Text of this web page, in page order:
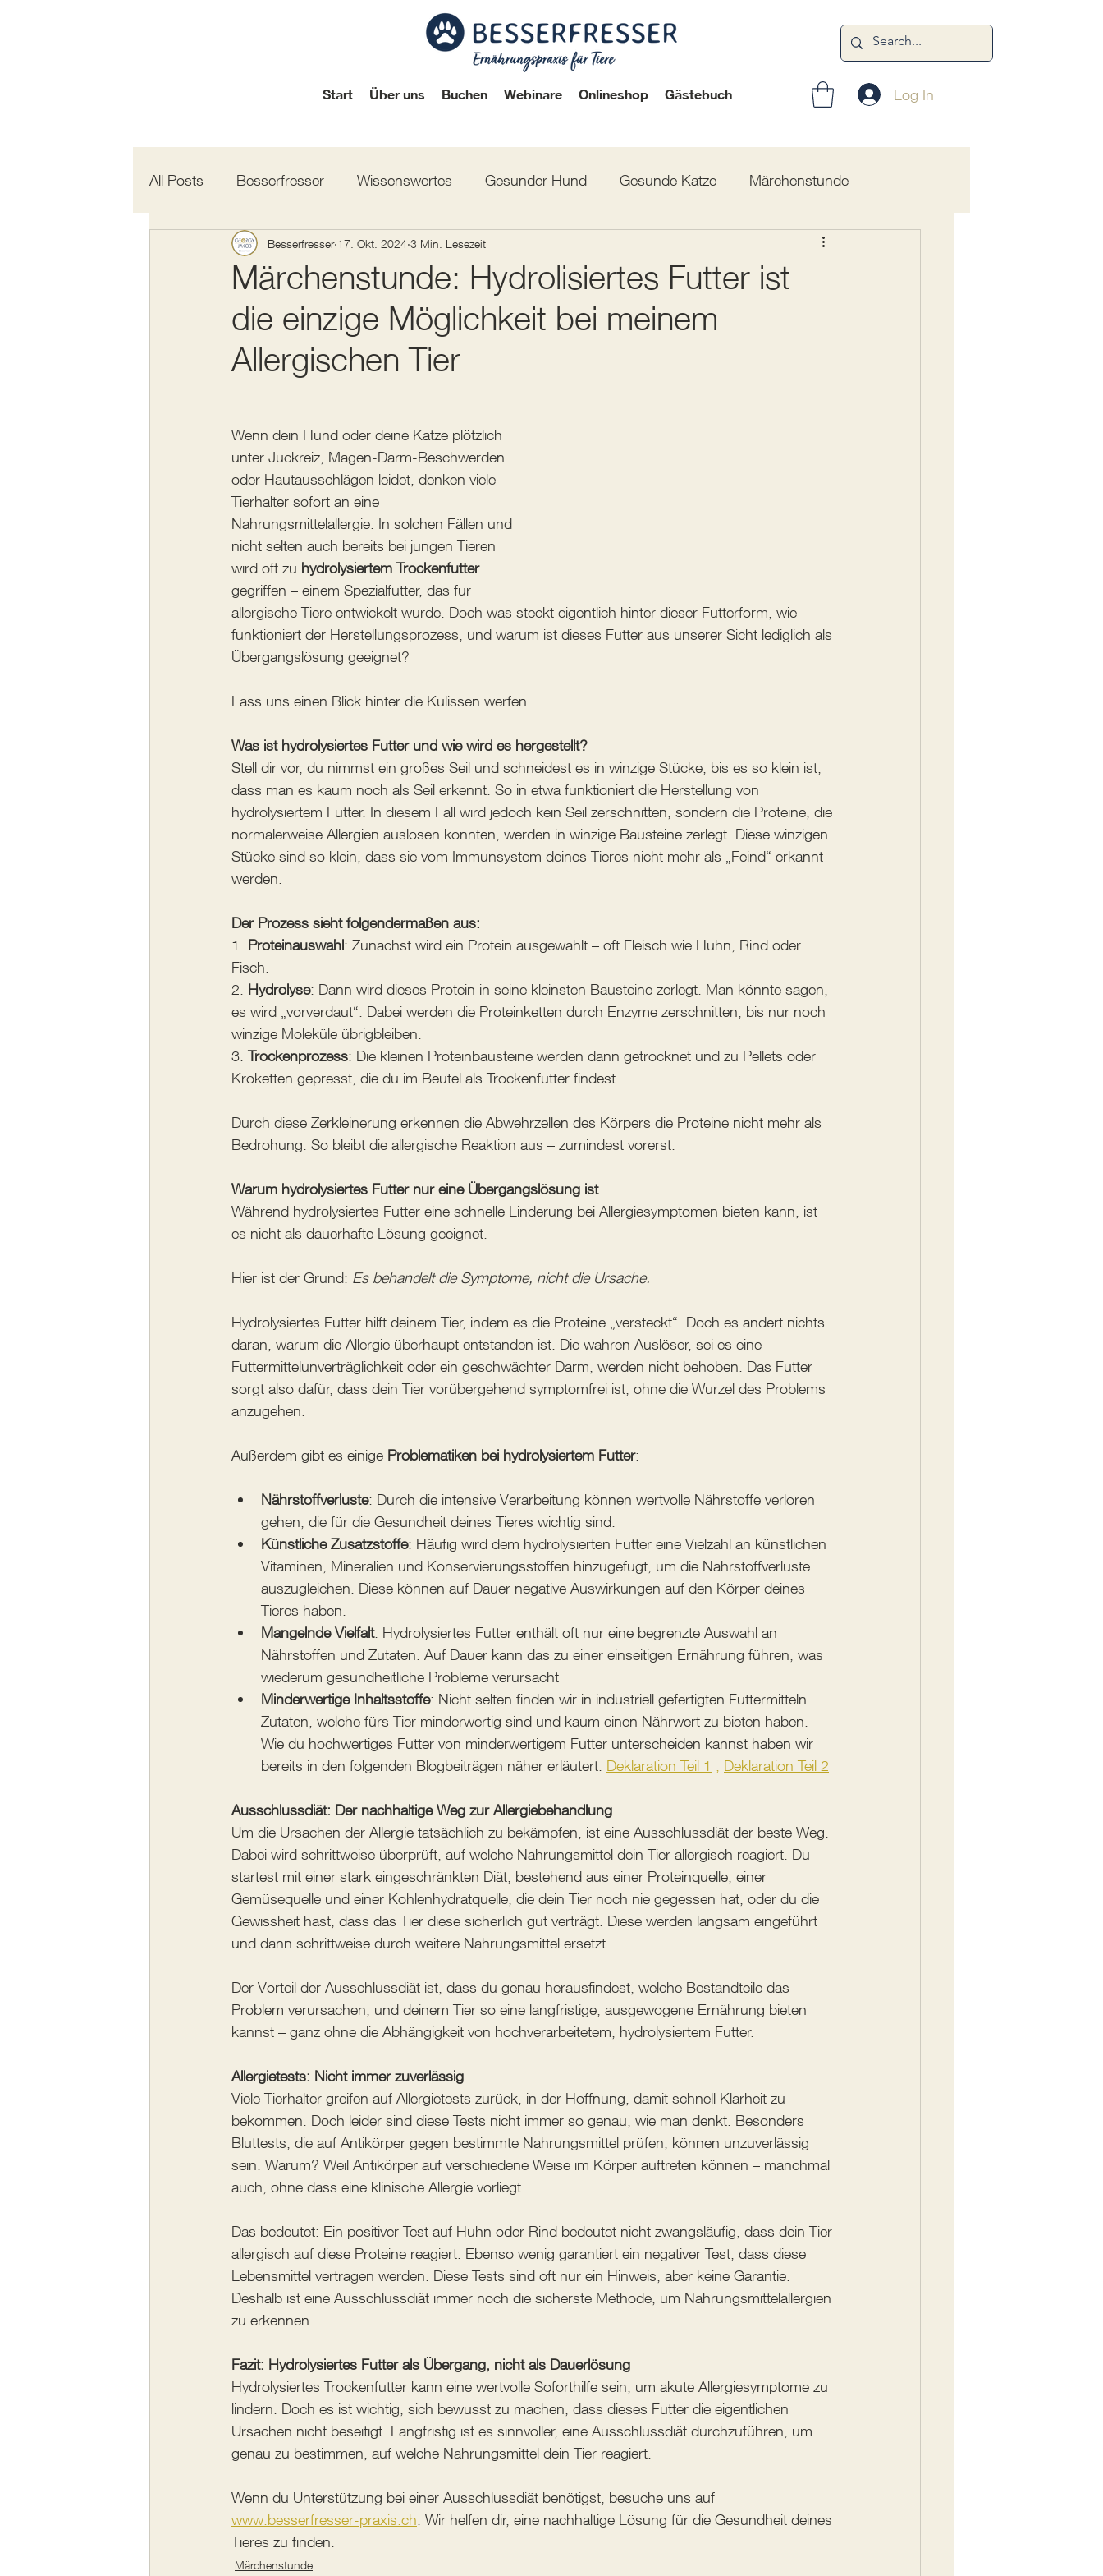
Start Über uns Buchen Webinare Onlineshop Gästebuch Log In
All Posts Besserfresser Wissenswertes Gesunder Hund Gesunde Katze Märchenstunde
Gastbeiträge Hundetal Emmental
Märchenstunde: Hydrolisiertes Futter ist
die einzige Möglichkeit bei meinem
Allergischen Tier
Besserfresser 17. Okt. 2024 3 Min. Lesezeit
Wenn dein Hund oder deine Katze plötzlich
unter Juckreiz, Magen-Darm-Beschwerden
oder Hautausschlägen leidet, denken viele
Tierhalter sofort an eine
Nahrungsmittelallergie. In solchen Fällen und
nicht selten auch bereits bei jungen Tieren
wird oft zu hydrolysiertem Trockenfutter
gegriffen – einem Spezialfutter, das für
allergische Tiere entwickelt wurde. Doch was steckt eigentlich hinter dieser Futterform, wie
funktioniert der Herstellungsprozess, und warum ist dieses Futter aus unserer Sicht lediglich als
Übergangslösung geeignet?
Lass uns einen Blick hinter die Kulissen werfen.
Was ist hydrolysiertes Futter und wie wird es hergestellt?
Stell dir vor, du nimmst ein großes Seil und schneidest es in winzige Stücke, bis es so klein ist,
dass man es kaum noch als Seil erkennt. So in etwa funktioniert die Herstellung von
hydrolysiertem Futter. In diesem Fall wird jedoch kein Seil zerschnitten, sondern die Proteine, die
normalerweise Allergien auslösen könnten, werden in winzige Bausteine zerlegt. Diese winzigen
Stücke sind so klein, dass sie vom Immunsystem deines Tieres nicht mehr als „Feind“ erkannt
werden.
Der Prozess sieht folgendermaßen aus:
1. Proteinauswahl: Zunächst wird ein Protein ausgewählt – oft Fleisch wie Huhn, Rind oder
Fisch.
2. Hydrolyse: Dann wird dieses Protein in seine kleinsten Bausteine zerlegt. Man könnte sagen,
es wird „vorverdaut“. Dabei werden die Proteinketten durch Enzyme zerschnitten, bis nur noch
winzige Moleküle übrigbleiben.
3. Trockenprozess: Die kleinen Proteinbausteine werden dann getrocknet und zu Pellets oder
Kroketten gepresst, die du im Beutel als Trockenfutter findest.
Durch diese Zerkleinerung erkennen die Abwehrzellen des Körpers die Proteine nicht mehr als
Bedrohung. So bleibt die allergische Reaktion aus – zumindest vorerst.
Warum hydrolysiertes Futter nur eine Übergangslösung ist
Während hydrolysiertes Futter eine schnelle Linderung bei Allergiesymptomen bieten kann, ist
es nicht als dauerhafte Lösung geeignet.
Hier ist der Grund: Es behandelt die Symptome, nicht die Ursache.
Hydrolysiertes Futter hilft deinem Tier, indem es die Proteine „versteckt“. Doch es ändert nichts
daran, warum die Allergie überhaupt entstanden ist. Die wahren Auslöser, sei es eine
Futtermittelunverträglichkeit oder ein geschwächter Darm, werden nicht behoben. Das Futter
sorgt also dafür, dass dein Tier vorübergehend symptomfrei ist, ohne die Wurzel des Problems
anzugehen.
Außerdem gibt es einige Problematiken bei hydrolysiertem Futter:
Nährstoffverluste: Durch die intensive Verarbeitung können wertvolle Nährstoffe verloren
gehen, die für die Gesundheit deines Tieres wichtig sind.
Künstliche Zusatzstoffe: Häufig wird dem hydrolysierten Futter eine Vielzahl an künstlichen
Vitaminen, Mineralien und Konservierungsstoffen hinzugefügt, um die Nährstoffverluste
auszugleichen. Diese können auf Dauer negative Auswirkungen auf den Körper deines
Tieres haben.
Mangelnde Vielfalt: Hydrolysiertes Futter enthält oft nur eine begrenzte Auswahl an
Nährstoffen und Zutaten. Auf Dauer kann das zu einer einseitigen Ernährung führen, was
wiederum gesundheitliche Probleme verursacht
Minderwertige Inhaltsstoffe: Nicht selten finden wir in industriell gefertigten Futtermitteln
Zutaten, welche fürs Tier minderwertig sind und kaum einen Nährwert zu bieten haben.
Wie du hochwertiges Futter von minderwertigem Futter unterscheiden kannst haben wir
bereits in den folgenden Blogbeiträgen näher erläutert: Deklaration Teil 1 Deklaration Teil 2
Ausschlussdiät: Der nachhaltige Weg zur Allergiebehandlung
Um die Ursachen der Allergie tatsächlich zu bekämpfen, ist eine Ausschlussdiät der beste Weg.
Dabei wird schrittweise überprüft, auf welche Nahrungsmittel dein Tier allergisch reagiert. Du
startest mit einer stark eingeschränkten Diät, bestehend aus einer Proteinquelle, einer
Gemüsequelle und einer Kohlenhydratquelle, die dein Tier noch nie gegessen hat, oder du die
Gewissheit hast, dass das Tier diese sicherlich gut verträgt. Diese werden langsam eingeführt
und dann schrittweise durch weitere Nahrungsmittel ersetzt.
Der Vorteil der Ausschlussdiät ist, dass du genau herausfindest, welche Bestandteile das
Problem verursachen, und deinem Tier so eine langfristige, ausgewogene Ernährung bieten
kannst – ganz ohne die Abhängigkeit von hochverarbeitetem, hydrolysiertem Futter.
Allergietests: Nicht immer zuverlässig
Viele Tierhalter greifen auf Allergietests zurück, in der Hoffnung, damit schnell Klarheit zu
bekommen. Doch leider sind diese Tests nicht immer so genau, wie man denkt. Besonders
Bluttests, die auf Antikörper gegen bestimmte Nahrungsmittel prüfen, können unzuverlässig
sein. Warum? Weil Antikörper auf verschiedene Weise im Körper auftreten können – manchmal
auch, ohne dass eine klinische Allergie vorliegt.
Das bedeutet: Ein positiver Test auf Huhn oder Rind bedeutet nicht zwangsläufig, dass dein Tier
allergisch auf diese Proteine reagiert. Ebenso wenig garantiert ein negativer Test, dass diese
Lebensmittel vertragen werden. Diese Tests sind oft nur ein Hinweis, aber keine Garantie.
Deshalb ist eine Ausschlussdiät immer noch die sicherste Methode, um Nahrungsmittelallergien
zu erkennen.
Fazit: Hydrolysiertes Futter als Übergang, nicht als Dauerlösung
Hydrolysiertes Trockenfutter kann eine wertvolle Soforthilfe sein, um akute Allergiesymptome zu
lindern. Doch es ist wichtig, sich bewusst zu machen, dass dieses Futter die eigentlichen
Ursachen nicht beseitigt. Langfristig ist es sinnvoller, eine Ausschlussdiät durchzuführen, um
genau zu bestimmen, auf welche Nahrungsmittel dein Tier reagiert.
Wenn du Unterstützung bei einer Ausschlussdiät benötigst, besuche uns auf
www.besserfresser-praxis.ch . Wir helfen dir, eine nachhaltige Lösung für die Gesundheit deines
Tieres zu finden.
Märchenstunde